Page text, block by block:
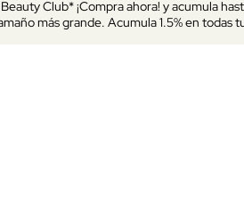
Club* ¡Compra ahora! y acumula
más grande. Acumula 1.5% en todas